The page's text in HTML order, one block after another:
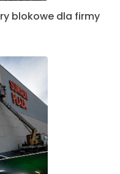
blokowe dla firmy